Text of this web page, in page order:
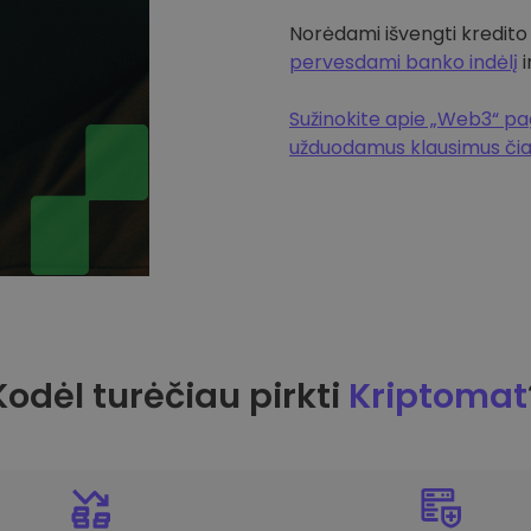
Norėdami išvengti
pervesdami banko indėlį
Sužinokite apie „Web3“
užduodamus klausimus čia
turėčiau pirkti Kriptomat